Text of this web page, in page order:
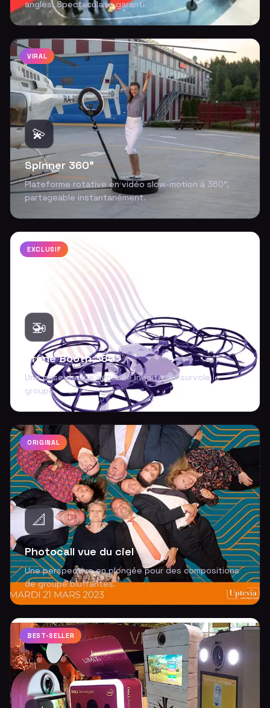
angles. Spectaculaire garanti.
VIRAL
💫
Spinner 360°
Plateforme rotative en vidéo slow-motion à 360°,
partageable instantanément.
EXCLUSIF
🚁
Drone Booth 360°
Une prise de vue aérienne inédite qui survole le
groupe.
ORIGINAL
📐
Photocall vue du ciel
Une perspective en plongée pour des compositions
de groupe bluffantes.
BEST-SELLER